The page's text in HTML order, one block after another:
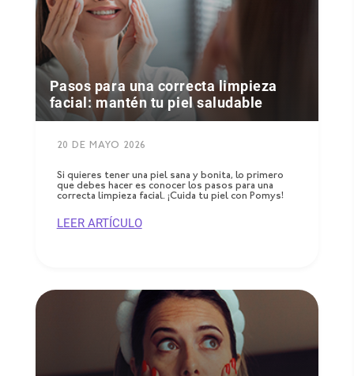
Pasos para una correcta limpieza
facial: mantén tu piel saludable
20 DE MAYO 2026
Si quieres tener una piel sana y bonita, lo primero
que debes hacer es conocer los pasos para una
correcta limpieza facial. ¡Cuida tu piel con Pomys!
LEER ARTÍCULO